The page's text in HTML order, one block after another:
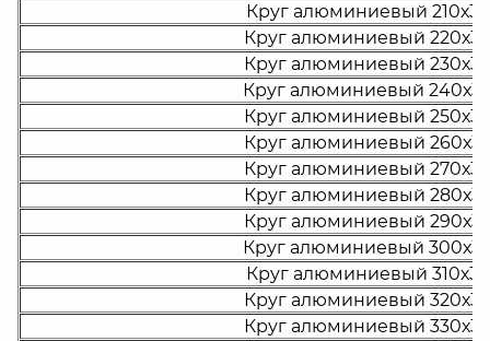
Круг алюминиевый
Круг алюминиевый
Круг алюминиевый
Круг алюминиевый
Круг алюминиевый
Круг алюминиевый
Круг алюминиевый
Круг алюминиевый
Круг алюминиевый
Круг алюминиевый
Круг алюминиевый
Круг алюминиевый
Круг алюминиевый